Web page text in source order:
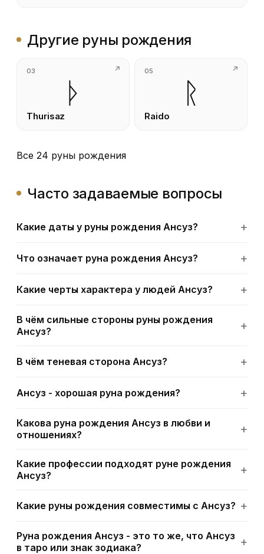
Другие руны рождения
03
ᚦ
Thurisaz
05
ᚱ
Raido
Все 24 руны рождения
Часто задаваемые вопросы
Какие даты у руны рождения Ансуз?
Что означает руна рождения Ансуз?
Какие черты характера у людей Ансуз?
В чём сильные стороны руны рождения
Ансуз?
В чём теневая сторона Ансуз?
Ансуз - хорошая руна рождения?
Какова руна рождения Ансуз в любви и
отношениях?
Какие профессии подходят руне рождения
Ансуз?
Какие руны рождения совместимы с Ансуз?
Руна рождения Ансуз - это то же, что Ансуз
в таро или знак зодиака?